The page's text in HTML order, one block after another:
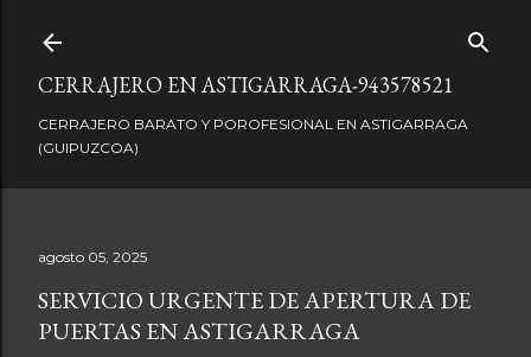
CERRAJERO EN ASTIGARRAGA-943578521
CERRAJERO BARATO Y POROFESIONAL EN ASTIGARRAGA
(GUIPUZCOA)
agosto 05, 2025
SERVICIO URGENTE DE APERTURA DE
PUERTAS EN ASTIGARRAGA